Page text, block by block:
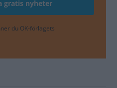
du OK-förlagets